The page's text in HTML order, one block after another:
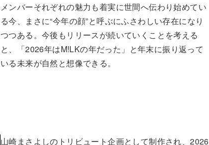
メンバーそれぞれの魅力も着実に世間へ伝わり始めてい
る今、まさに“今年の顔”と呼ぶにふさわしい存在になり
つつある。今後もリリースが続いていくことを考える
と、「2026年はM!LKの年だった」と年末に振り返って
いる未来が自然と想像できる。
山崎まさよしのトリビュート企画として制作され、2026